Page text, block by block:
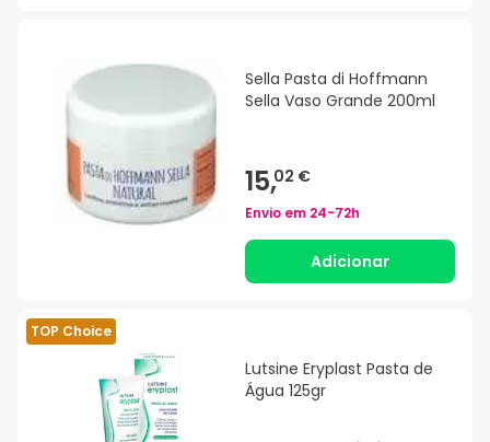
Sella Pasta di Hoffmann
Sella Vaso Grande 200ml
15,02 €
Envio em 24-72h
Adicionar
TOP Choice
Lutsine Eryplast Pasta de
Água 125gr